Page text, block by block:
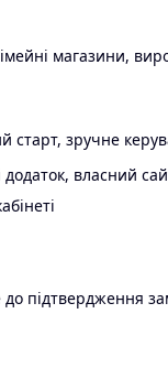
магазини,
зручне
власний
підтвердження